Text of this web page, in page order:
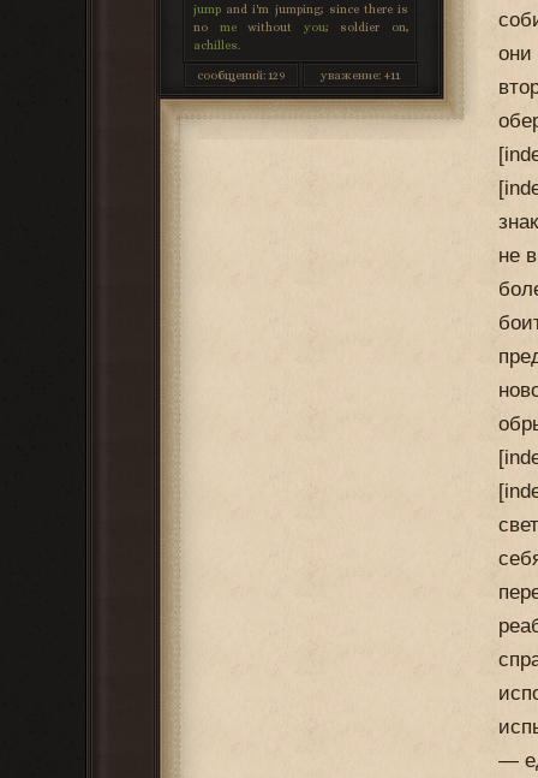
jump and i'm jumping; since there is
no mewithout you; soldier on,
achilles
сообщений:129 уважение: +11
они
не
—